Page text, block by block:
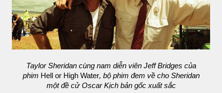
Taylor Sheridan cùng nam diễn viên Jeff Bridges của
phim Hell or High Water, bộ phim đem về cho Sheridan
một đề cử Oscar Kịch bản gốc xuất sắc